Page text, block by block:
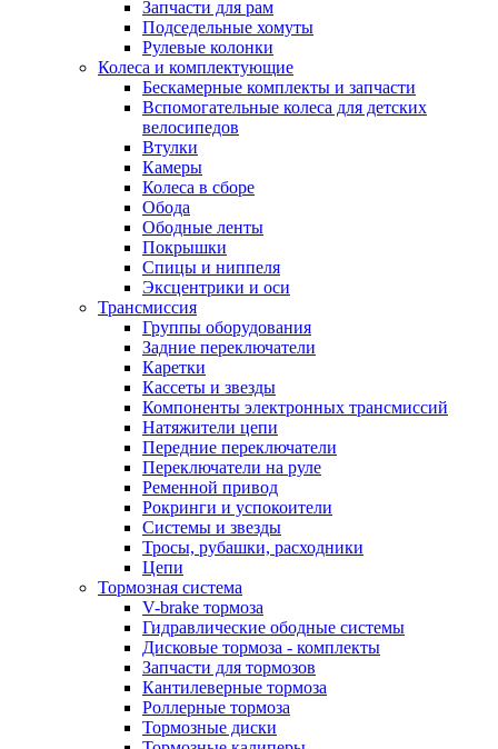
Запчасти для рам
Подседельные хомуты
Рулевые колонки
Колеса и комплектующие
Бескамерные комплекты и запчасти
Вспомогательные колеса для детских
велосипедов
Втулки
Камеры
Колеса в сборе
Обода
Ободные ленты
Покрышки
Спицы и ниппеля
Эксцентрики и оси
Трансмиссия
Группы оборудования
Задние переключатели
Каретки
Кассеты и звезды
Компоненты электронных трансмиссий
Натяжители цепи
Передние переключатели
Переключатели на руле
Ременной привод
Рокринги и успокоители
Системы и звезды
Тросы, рубашки, расходники
Цепи
Тормозная система
V-brake тормоза
Гидравлические ободные системы
Дисковые тормоза - комплекты
Запчасти для тормозов
Кантилеверные тормоза
Роллерные тормоза
Тормозные диски